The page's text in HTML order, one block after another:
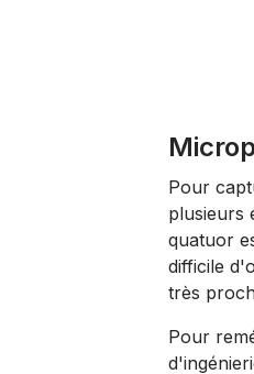
Pour
plusieurs
quatuor
difficile
très
Pour